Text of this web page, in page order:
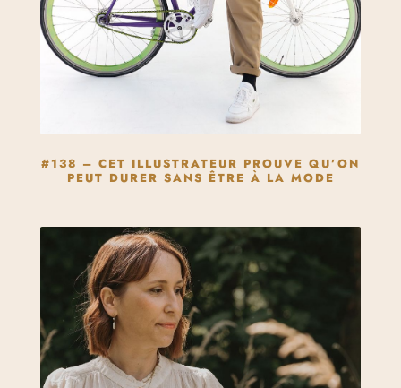
#138 – CET ILLUSTRATEUR PROUVE QU’ON
PEUT DURER SANS ÊTRE À LA MODE